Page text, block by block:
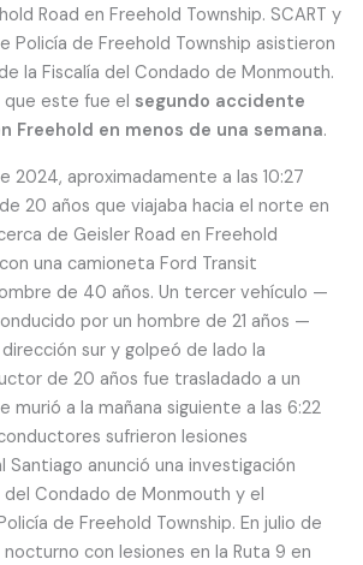
Road en Freehold Township. SCART y
Policía de Freehold Township asistieron
la Fiscalía del Condado de Monmouth.
que este fue el segundo accidente
Freehold en menos de una semana.
2024, aproximadamente a las 10:27
20 años que viajaba hacia el norte en
de Geisler Road en Freehold
una camioneta Ford Transit
de 40 años. Un tercer vehículo —
por un hombre de 21 años —
sur y golpeó de lado la
de 20 años fue trasladado a un
murió a la mañana siguiente a las 6:22
sufrieron lesiones
Santiago anunció una investigación
del Condado de Monmouth y el
de Freehold Township. En julio de
con lesiones en la Ruta 9 en